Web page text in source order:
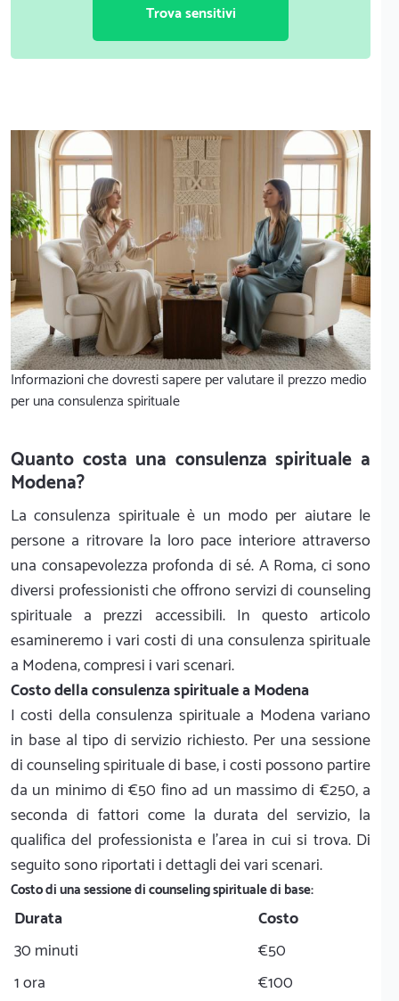
Trova sensitivi
Informazioni che dovresti sapere per valutare il prezzo medio
per una consulenza spirituale
Quanto costa una consulenza spirituale a
Modena?
La consulenza spirituale è un modo per aiutare le
persone a ritrovare la loro pace interiore attraverso
una consapevolezza profonda di sé. A Roma, ci sono
diversi professionisti che offrono servizi di counseling
spirituale a prezzi accessibili. In questo articolo
esamineremo i vari costi di una consulenza spirituale
a Modena, compresi i vari scenari.
Costo della consulenza spirituale a Modena
I costi della consulenza spirituale a Modena variano
in base al tipo di servizio richiesto. Per una sessione
di counseling spirituale di base, i costi possono partire
da un minimo di €50 fino ad un massimo di €250, a
seconda di fattori come la durata del servizio, la
qualifica del professionista e l'area in cui si trova. Di
seguito sono riportati i dettagli dei vari scenari.
Costo di una sessione di counseling spirituale di base:
Durata
Costo
30 minuti
€50
1 ora
€100